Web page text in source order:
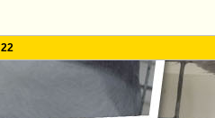
22